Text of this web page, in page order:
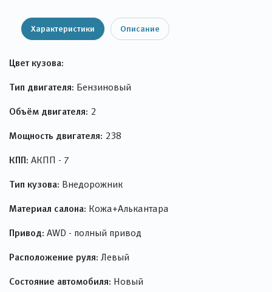
Характеристики Описание
Цвет кузова:
Тип двигателя: Бензиновый
Объём двигателя: 2
Мощность двигателя: 238
КПП: АКПП - 7
Тип кузова: Внедорожник
Материал салона: Кожа+Алькантара
Привод: AWD - полный привод
Расположение руля: Левый
Состояние автомобиля: Новый